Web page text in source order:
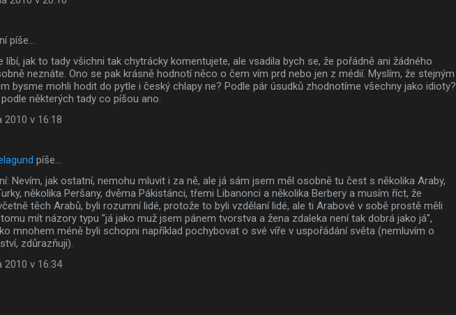
píše…
líbí, jak to tady všichni tak chytrácky komentujete, ale vsadila bych se, že pořádně ani žádného
neznáte. Ono se pak krásně hodnotí něco o čem vím prd nebo jen z médií. Myslím, že stejným
bysme mohli hodit do pytle i český chlapy ne? Podle pár úsudků zhodnotíme všechny jako idioty?
některých tady co píšou ano.
2010 v 16:18
píše…
Nevím, jak ostatní, nemohu mluvit i za ně, ale já sám jsem měl osobně tu čest s několika Araby,
několika Peršany, dvěma Pákistánci, třemi Libanonci a několika Berbery a musím říct, že
těch Arabů, byli rozumní lidé, protože to byli vzdělaní lidé, ale ti Arabové v sobě prostě měli
mít názory typu "já jako muž jsem pánem tvorstva a žena zdaleka není tak dobrá jako já",
mnohem méně byli schopni například pochybovat o své víře v uspořádání světa (nemluvím o
zdůrazňuji).
2010 v 16:34